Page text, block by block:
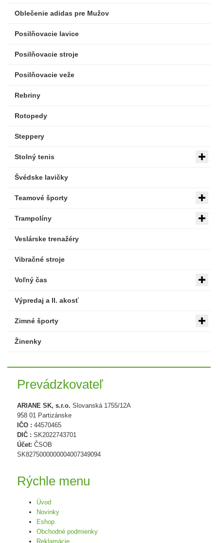
Oblečenie adidas pre Mužov
Posilňovacie lavice
Posilňovacie stroje
Posilňovacie veže
Rebriny
Rotopedy
Steppery
Stolný tenis
Švédske lavičky
Teamové športy
Trampolíny
Veslárske trenažéry
Vibračné stroje
Voľný čas
Výpredaj a II. akosť
Zimné športy
Žinenky
Prevádzkovateľ
ARIANE SK, s.r.o. Slovanská 1755/12A
958 01 Partizánske
IČO : 44570465
DIČ : SK2022743701
Účet: ČSOB
SK8275000000004007349094
Rýchle menu
Úvod
Novinky
Eshop
Obchodné podmienky
Reklamácie